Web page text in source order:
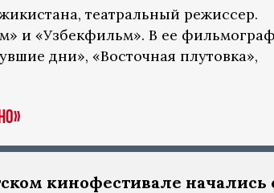
театральный режиссер.
и «Узбекфильм». В ее
дни», «Восточная плутовка»,
кинофестивале начались